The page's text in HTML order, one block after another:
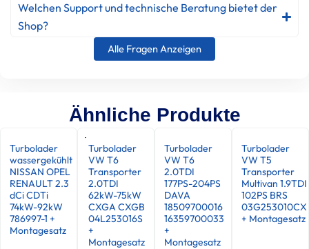
Welchen Support und technische Beratung bietet der
Shop?
Alle Fragen Anzeigen
Ähnliche Produkte
Turbolader
wassergekühlt
NISSAN OPEL
RENAULT 2.3
dCi CDTi
74kW-92kW
786997-1 +
Montagesatz
Turbolader
VW T6
Transporter
2.0TDI
62kW-75kW
CXGA CXGB
04L253016S
+
Montagesatz
Turbolader
VW T6
2.0TDI
177PS-204PS
DAVA
18509700016
16359700033
+
Montagesatz
Turbolader
VW T5
Transporter
Multivan 1.9TDI
102PS BRS
03G253010CX
+ Montagesatz